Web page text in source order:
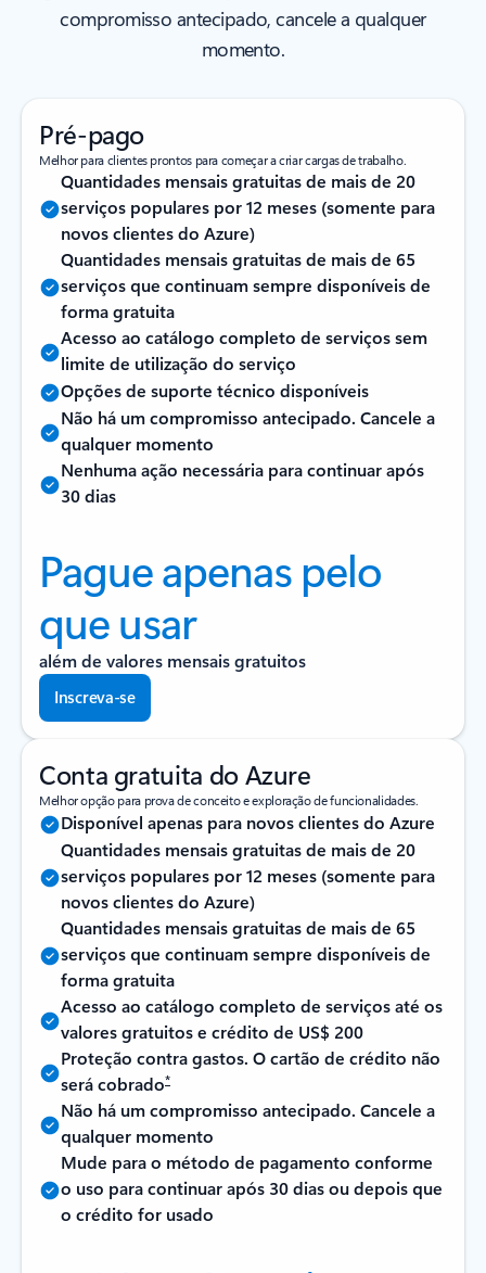
compromisso antecipado, cancele a qualquer
momento.
Pré-pago
Melhor para clientes prontos para começar a criar cargas de trabalho.
Quantidades mensais gratuitas de mais de 20
serviços populares por 12 meses (somente para
novos clientes do Azure)
Quantidades mensais gratuitas de mais de 65
serviços que continuam sempre disponíveis de
forma gratuita
Acesso ao catálogo completo de serviços sem
limite de utilização do serviço
Opções de suporte técnico disponíveis
Não há um compromisso antecipado. Cancele a
qualquer momento
Nenhuma ação necessária para continuar após
30 dias
Pague apenas pelo
que usar
além de valores mensais gratuitos
Inscreva-se
Conta gratuita do Azure
Melhor opção para prova de conceito e exploração de funcionalidades.
Disponível apenas para novos clientes do Azure
Quantidades mensais gratuitas de mais de 20
serviços populares por 12 meses (somente para
novos clientes do Azure)
Quantidades mensais gratuitas de mais de 65
serviços que continuam sempre disponíveis de
forma gratuita
Acesso ao catálogo completo de serviços até os
valores gratuitos e crédito de US$ 200
Proteção contra gastos. O cartão de crédito não
será cobrado*
Não há um compromisso antecipado. Cancele a
qualquer momento
Mude para o método de pagamento conforme
o uso para continuar após 30 dias ou depois que
o crédito for usado